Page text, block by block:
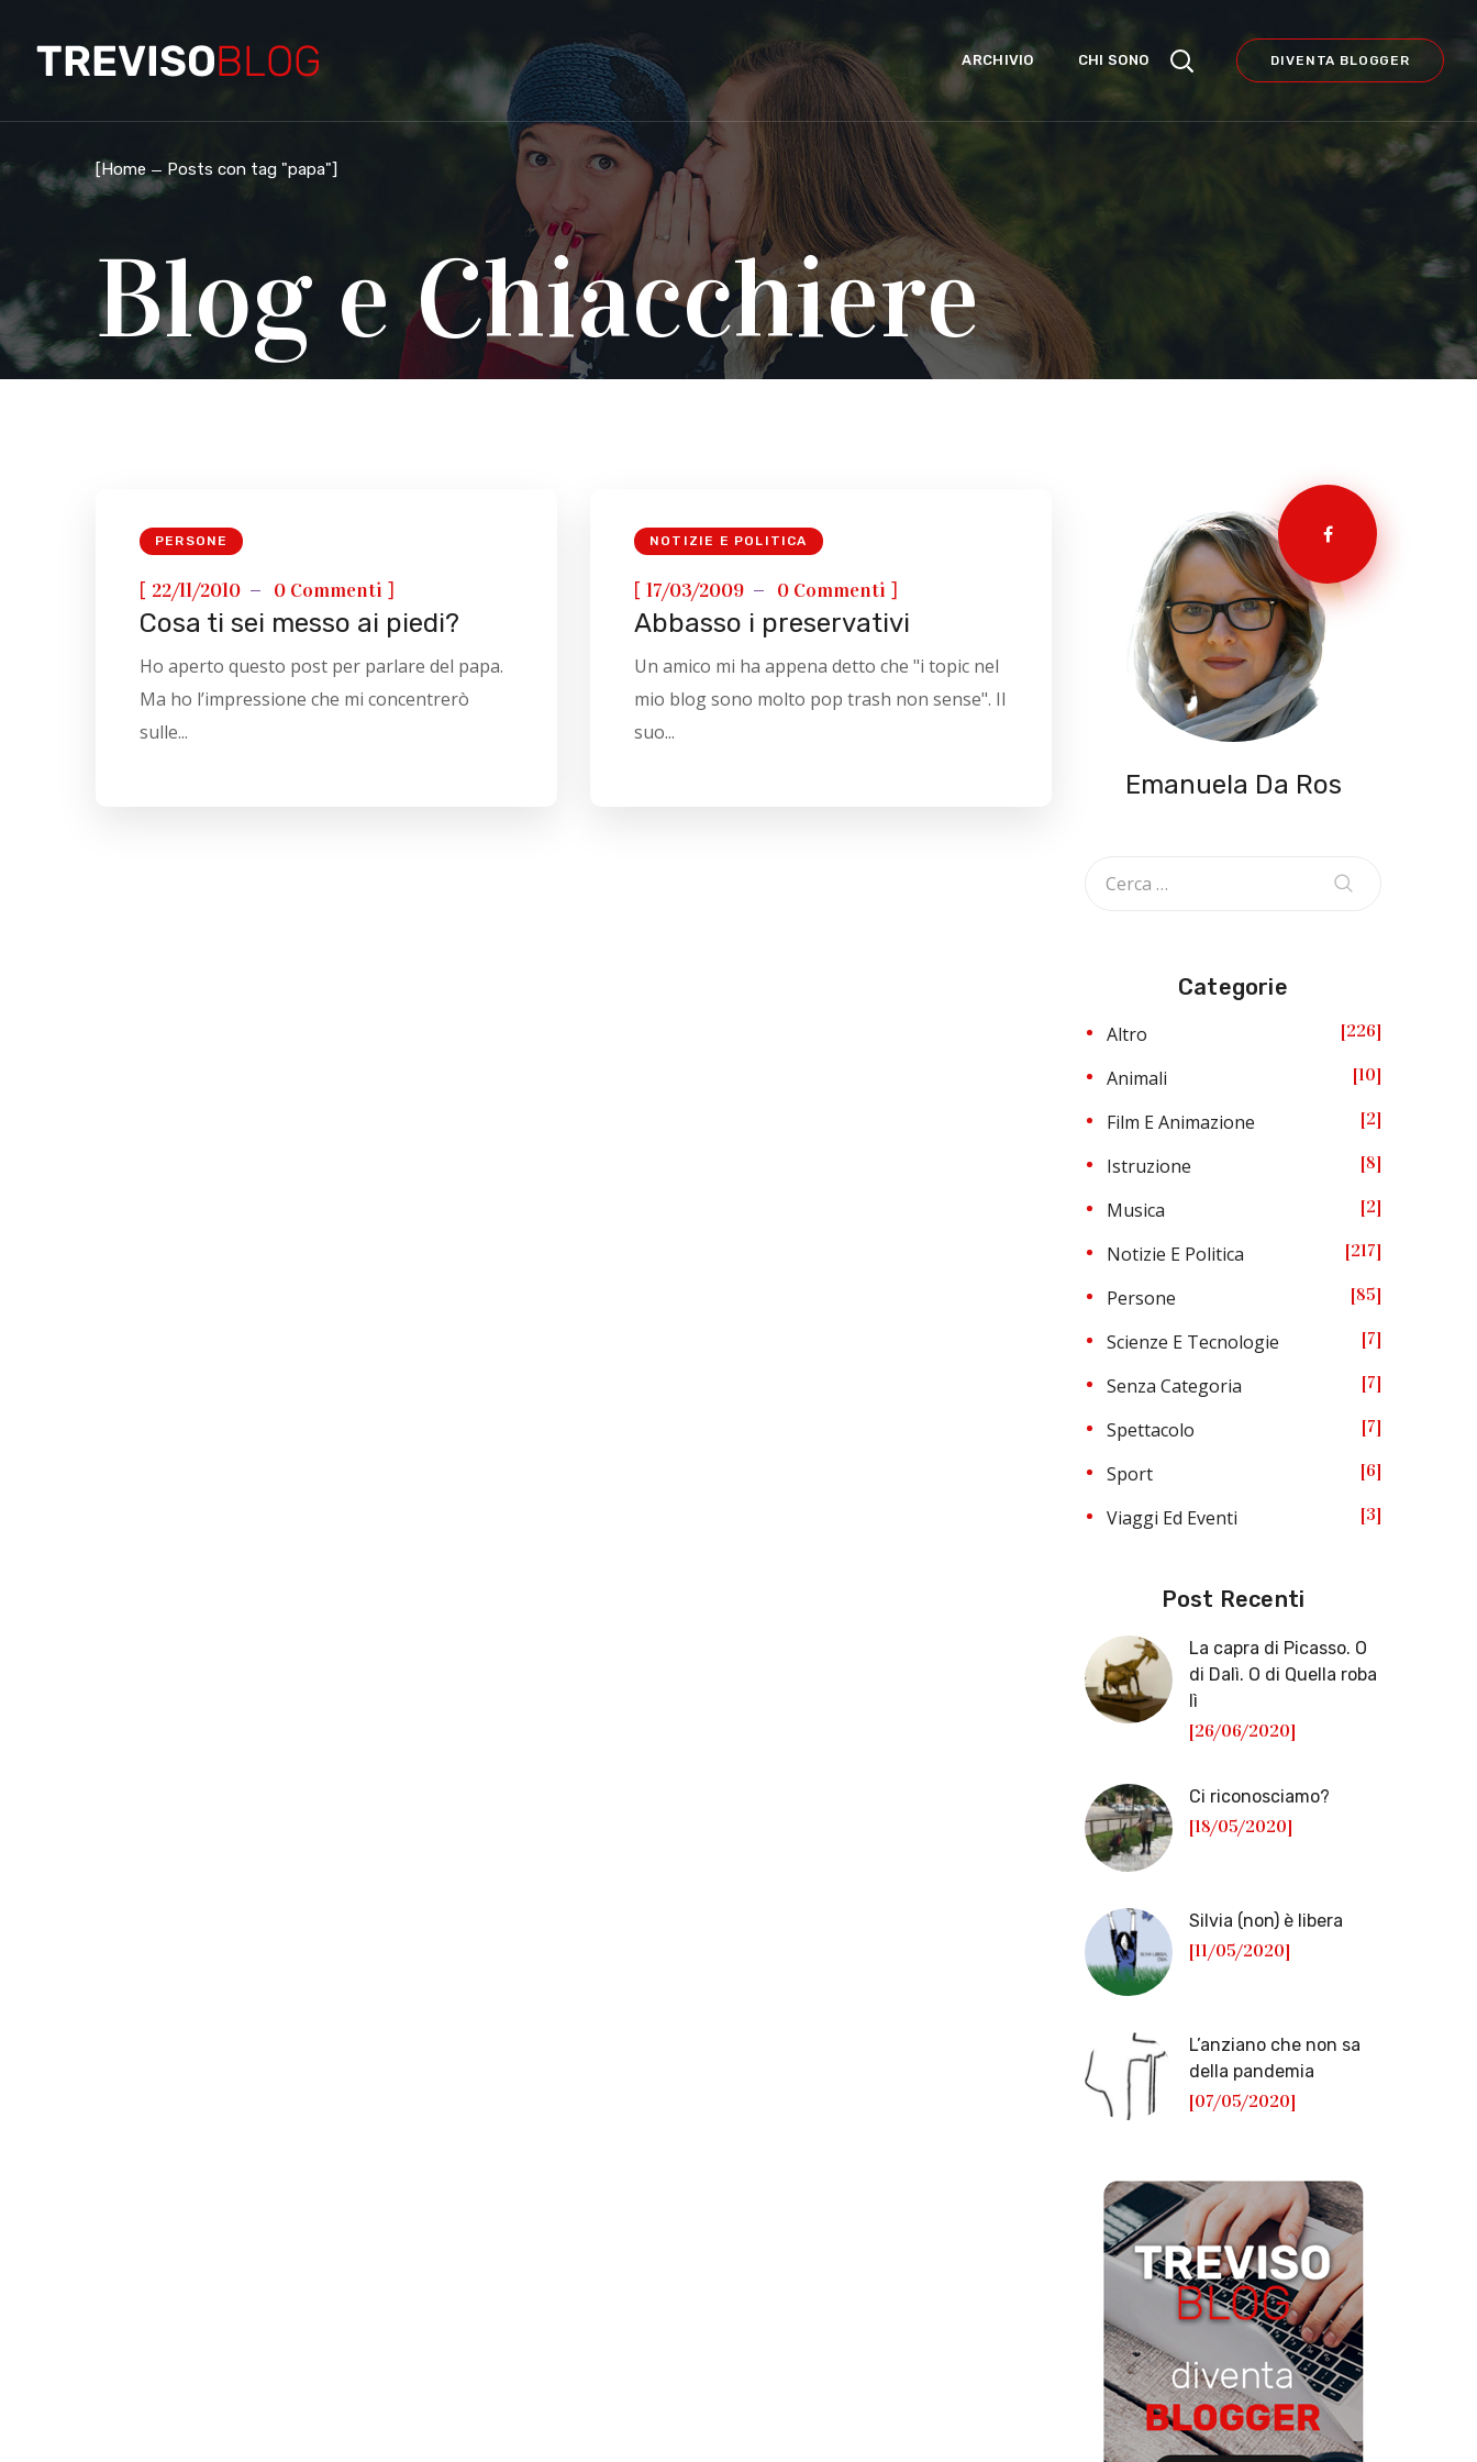
ARCHIVIO CHI SONO DIVENTA BLOGGER
[Home Posts con tag "papa"]
Blog e Chiacchiere
PERSONE
[ 22/11/2010 0 Commenti ]
Cosa ti sei messo ai piedi?
Ho aperto questo post per parlare del papa.
Ma ho l’impressione che mi concentrerò
sulle...
NOTIZIE E POLITICA
[ 17/03/2009 0 Commenti ]
Abbasso i preservativi
Un amico mi ha appena detto che "i topic nel
mio blog sono molto pop trash non sense". Il
suo...
Emanuela Da Ros
Categorie
Altro 226
Animali 10
Film E Animazione 2
Istruzione 8
Musica 2
Notizie E Politica 217
Persone 85
Scienze E Tecnologie 7
Senza Categoria 7
Spettacolo 7
Sport 6
Viaggi Ed Eventi 3
Post Recenti
La capra di Picasso. O
di Dalì. O di Quella roba
lì
[26/06/2020]
Ci riconosciamo?
[18/05/2020]
Silvia (non) è libera
[11/05/2020]
L’anziano che non sa
della pandemia
[07/05/2020]